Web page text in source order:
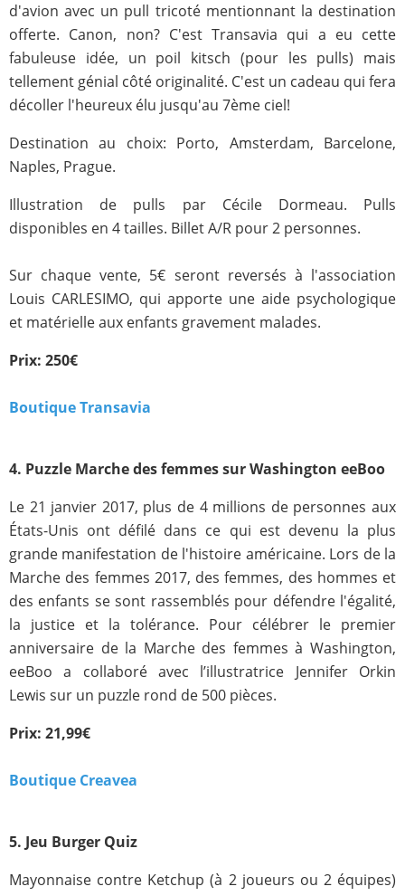
d'avion avec un pull tricoté mentionnant la destination
offerte. Canon, non? C'est Transavia qui a eu cette
fabuleuse idée, un poil kitsch (pour les pulls) mais
tellement génial côté originalité. C'est un cadeau qui fera
décoller l'heureux élu jusqu'au 7ème ciel!
Destination au choix: Porto, Amsterdam, Barcelone,
Naples, Prague.
Illustration de pulls par Cécile Dormeau. Pulls
disponibles en 4 tailles. Billet A/R pour 2 personnes.
Sur chaque vente, 5€ seront reversés à l'association
Louis CARLESIMO, qui apporte une aide psychologique
et matérielle aux enfants gravement malades.
Prix: 250€
Boutique Transavia
4. Puzzle Marche des femmes sur Washington eeBoo
Le 21 janvier 2017, plus de 4 millions de personnes aux
États-Unis ont défilé dans ce qui est devenu la plus
grande manifestation de l'histoire américaine. Lors de la
Marche des femmes 2017, des femmes, des hommes et
des enfants se sont rassemblés pour défendre l'égalité,
la justice et la tolérance. Pour célébrer le premier
anniversaire de la Marche des femmes à Washington,
eeBoo a collaboré avec l’illustratrice Jennifer Orkin
Lewis sur un puzzle rond de 500 pièces.
Prix: 21,99€
Boutique Creavea
5. Jeu Burger Quiz
Mayonnaise contre Ketchup (à 2 joueurs ou 2 équipes)